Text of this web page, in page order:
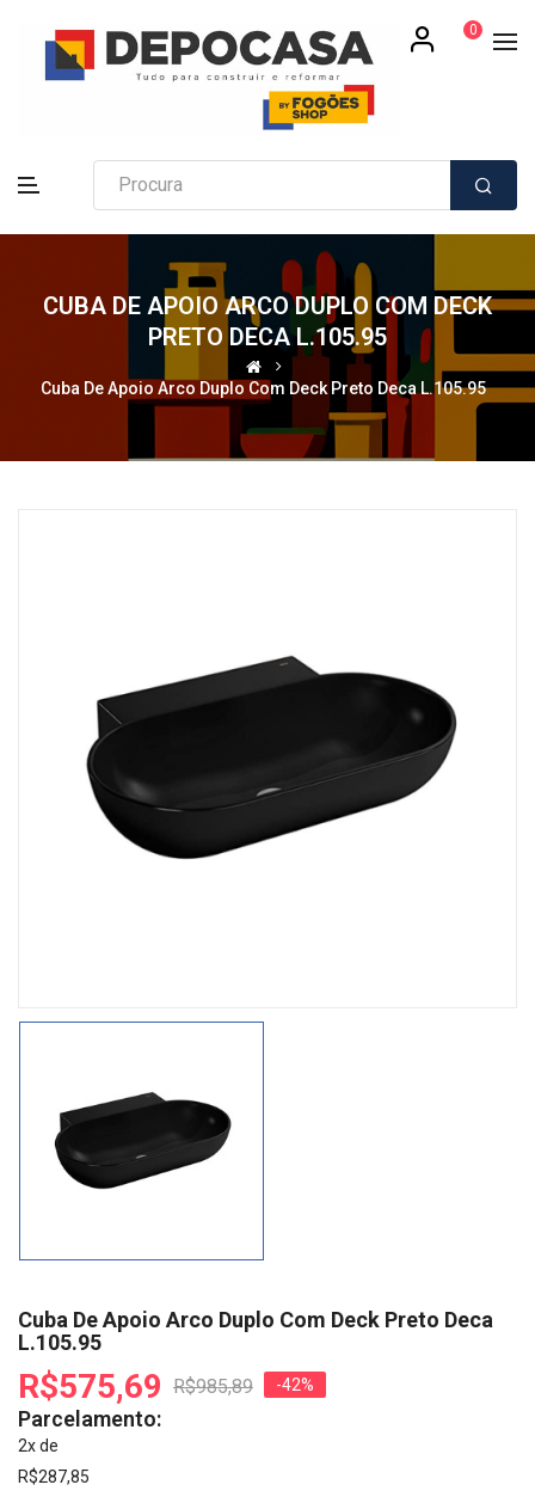
0
CUBA DE APOIO ARCO DUPLO COM DECK
PRETO DECA L.105.95
Cuba De Apoio Arco Duplo Com Deck Preto Deca L.105.95
Cuba De Apoio Arco Duplo Com Deck Preto Deca
L.105.95
R$575,69 R$985,89 -42%
Parcelamento:
2x de
R$287,85